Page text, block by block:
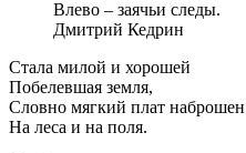
Влево – заячьи следы.
Дмитрий Кедрин
Стала милой и хорошей
Побелевшая земля,
Словно мягкий плат наброшен
На леса и на поля.